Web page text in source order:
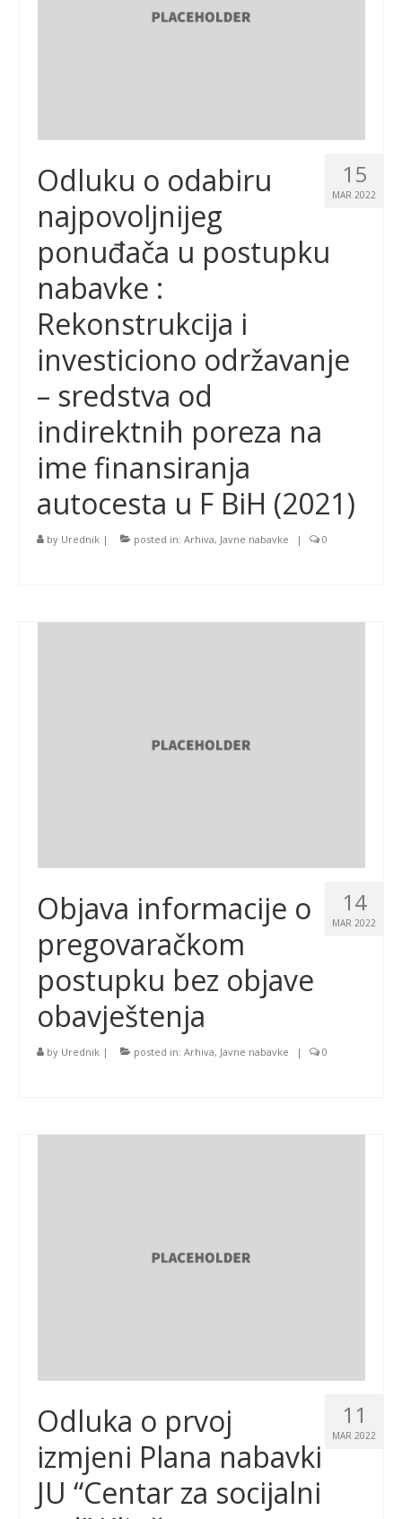
15
MAR 2022
Odluku o odabiru
najpovoljnijeg
ponuđača u postupku
nabavke :
Rekonstrukcija i
investiciono održavanje
– sredstva od
indirektnih poreza na
ime finansiranja
autocesta u F BiH (2021)
by Urednik | posted in: Arhiva, Javne nabavke | 0
14
MAR 2022
Objava informacije o
pregovaračkom
postupku bez objave
obavještenja
by Urednik | posted in: Arhiva, Javne nabavke | 0
11
MAR 2022
Odluka o prvoj
izmjeni Plana nabavki
JU “Centar za socijalni